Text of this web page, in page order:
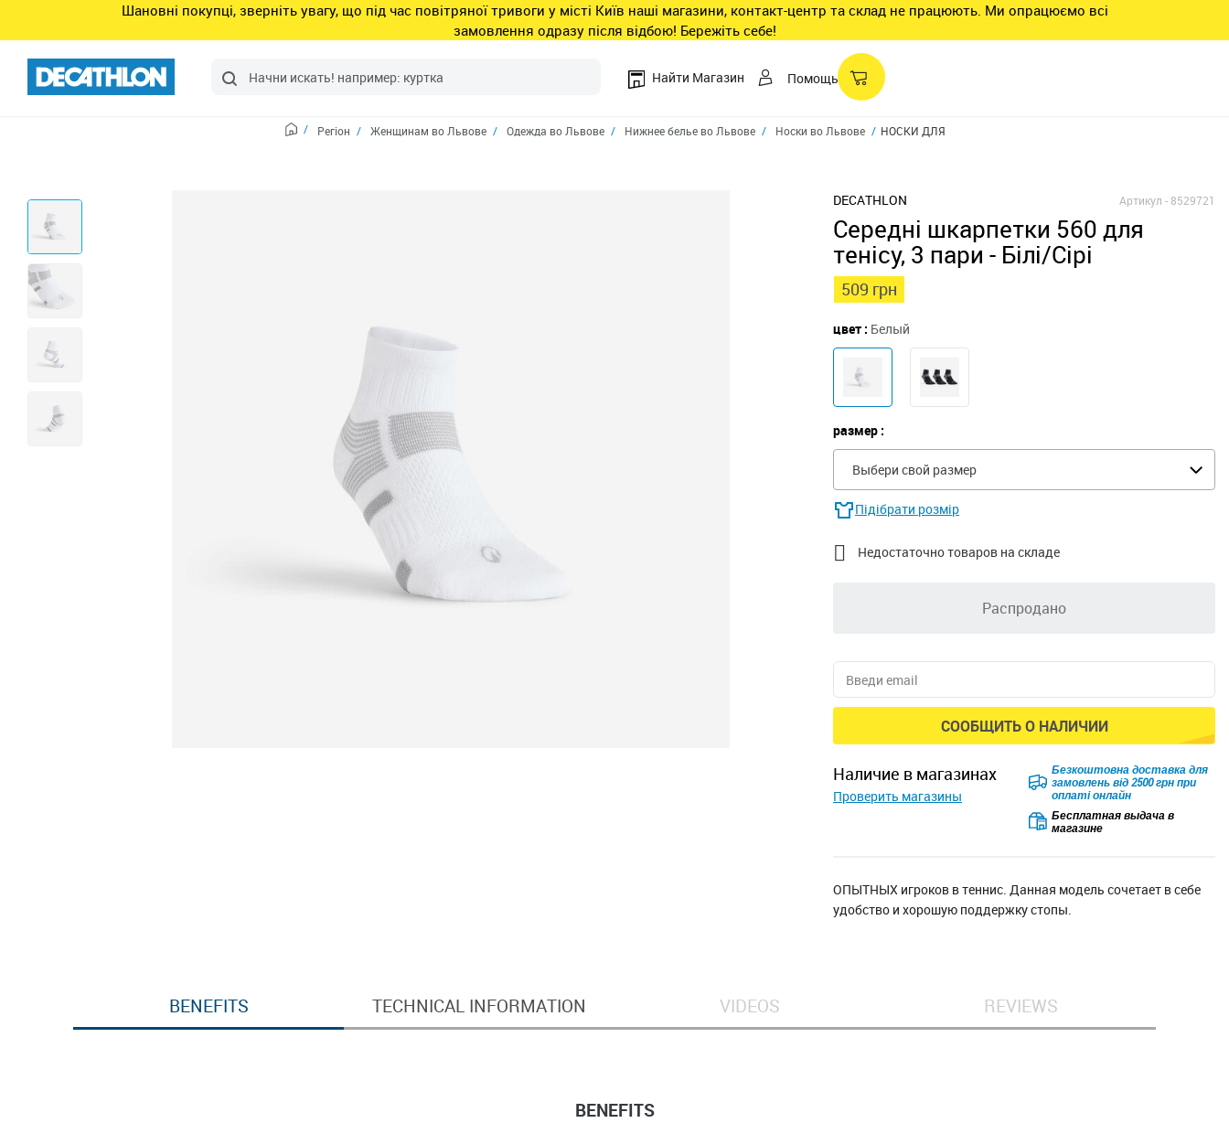
Шановні покупці, зверніть увагу, що під час повітряної тривоги у місті Київ наші магазини, контакт-центр та склад не працюють. Ми опрацюємо всі
замовлення одразу після відбою! Бережіть себе!
Найти Магазин Помощь
Регіон Женщинам во Львове Одежда во Львове Нижнее белье во Львове Носки во Львове НОСКИ ДЛЯ ТЕННИСА СО СРЕДНЕЙ МАНЖЕТОЙ RS 560 3 ПАРЫ
DECATHLON Артикул -8529721
Середні шкарпетки 560 для
тенісу, 3 пари - Білі/Сірі
509 грн
цвет : Белый
размер :
Выбери свой размер
Підібрати розмір
 Недостаточно товаров на складе
Распродано
СООБЩИТЬ О НАЛИЧИИ
наличие в магазинах
Проверить магазины
Безкоштовна доставка для
замовлень від 2500 грн при
оплаті онлайн
Бесплатная выдача в
магазине
ОПЫТНЫХ игроков в теннис. Данная модель сочетает в себе
удобство и хорошую поддержку стопы.
BENEFITS TECHNICAL INFORMATION VIDEOS REVIEWS
BENEFITS